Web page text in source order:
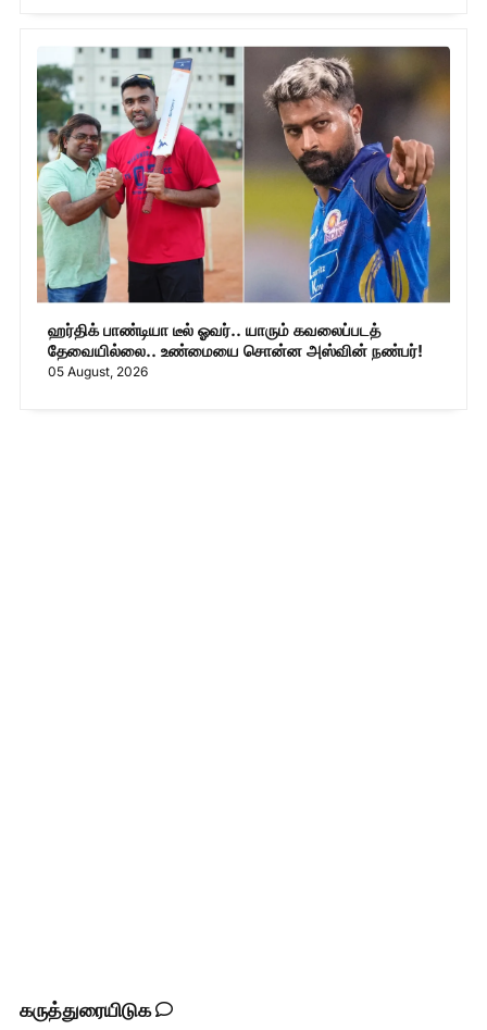
ஹர்திக் பாண்டியா டீல் ஓவர்.. யாரும் கவலைப்படத்
தேவையில்லை.. உண்மையை சொன்ன அஸ்வின் நண்பர்!
05 August, 2026
கருத்துரையிடுக